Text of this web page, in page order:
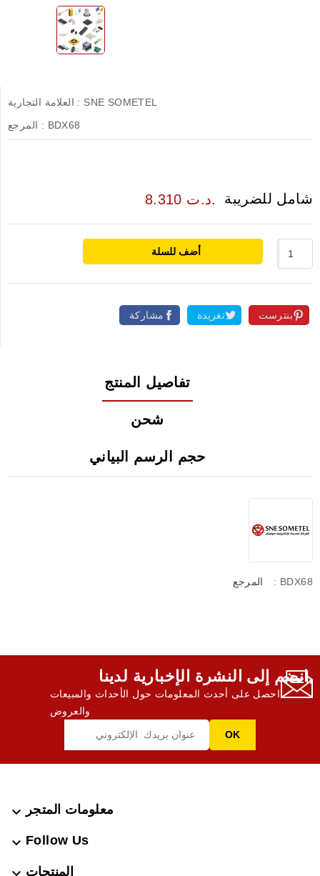
العلامة التجارية : SNE SOMETEL
المرجع : BDX68
8.310 د.ت. شامل للضريبة
أضف للسلة
مشاركة تغريدة بنترست
تفاصيل المنتج
شحن
حجم الرسم البياني
المرجع : BDX68
انضم إلى النشرة الإخبارية لدينا,
احصل على أحدث المعلومات حول الأحداث والمبيعات
والعروض
معلومات المتجر 
Follow Us

المنتجات